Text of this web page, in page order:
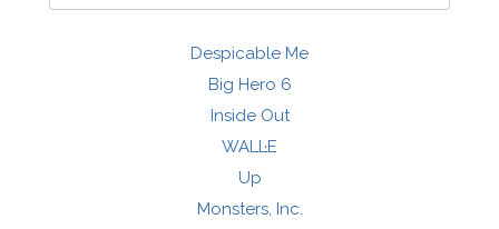
Despicable Me
Big Hero 6
Inside Out
WALL·E
Up
Monsters, Inc.